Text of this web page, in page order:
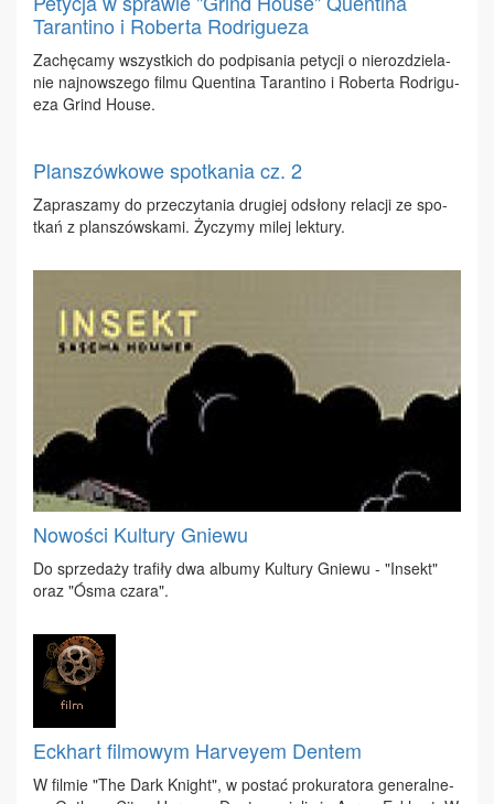
Tarantino i Roberta Rodrigueza
Za­chę­ca­my wszyst­kich do pod­pi­sa­nia pe­ty­cji o nie­roz­dzie­la­
nie naj­now­sze­go fil­mu Qu­en­ti­na Ta­ran­ti­no i Ro­ber­ta Ro­dri­gu­
eza Grind Ho­use.
Planszówkowe spotkania cz. 2
Za­pra­sza­my do prze­czy­ta­nia dru­giej od­sło­ny re­la­cji ze spo­
tkań z plan­szów­ska­mi. Ży­czy­my mi­lej lek­tu­ry.
Nowości Kultury Gniewu
Do sprze­da­ży tra­fi­ły dwa al­bu­my Kul­tu­ry Gnie­wu - "In­sekt"
oraz "Ósma cza­ra".
Eckhart filmowym Harveyem Dentem
W fil­mie "The Dark Kni­ght", w po­stać pro­ku­ra­to­ra ge­ne­ral­ne­